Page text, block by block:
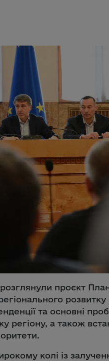
проєкт
та основні
регіону, а також
колі із